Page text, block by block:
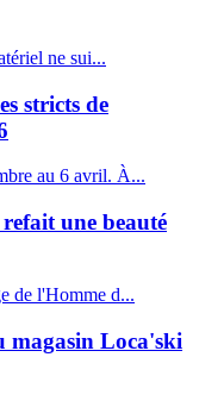
ne sui...
stricts de
au 6 avril. À...
une beauté
de l'Homme d...
magasin Loca'ski